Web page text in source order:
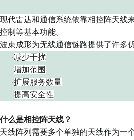
现代雷达和通信系统依靠相控阵天线
控制等基本功能。
波束成形为无线通信链路提供了许多
·减少干扰
·增加范围
·扩展服务数量
·提高安全性
什么是相控阵天线？
天线阵列需要多个单独的天线作为一